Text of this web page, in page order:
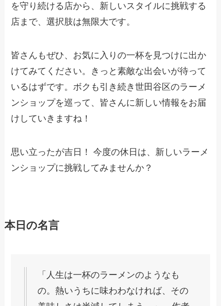
を守り続ける店から、新しいスタイルに挑戦する
店まで、選択肢は無限大です。
皆さんもぜひ、お気に入りの一杯を見つけに出か
けてみてください。きっと素敵な出会いが待って
いるはずです。ボクも引き続き世田谷区のラーメ
ンショップを巡って、皆さんに新しい情報をお届
けしていきますね！
思い立ったが吉日！ 今度の休日は、新しいラーメ
ンショップに挑戦してみませんか？
本日の名言
「人生は一杯のラーメンのようなも
の。熱いうちに味わわなければ、その